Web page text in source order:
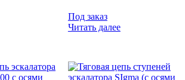
Под заказ
Читать далее